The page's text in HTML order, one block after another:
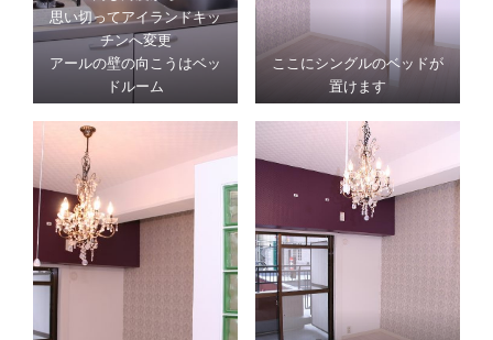
思い切ってアイランドキッ
チンへ変更
アールの壁の向こうはベッ
ドルーム
ここにシングルのベッドが
置けます